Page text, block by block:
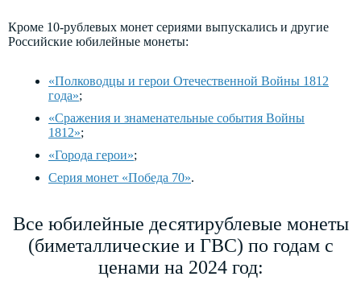
Кроме 10-рублевых монет сериями выпускались и другие
Российские юбилейные монеты:
«Полководцы и герои Отечественной Войны 1812
года»;
«Сражения и знаменательные события Войны
1812»;
«Города герои»;
Серия монет «Победа 70».
Все юбилейные десятирублевые монеты
(биметаллические и ГВС) по годам с
ценами на 2024 год: